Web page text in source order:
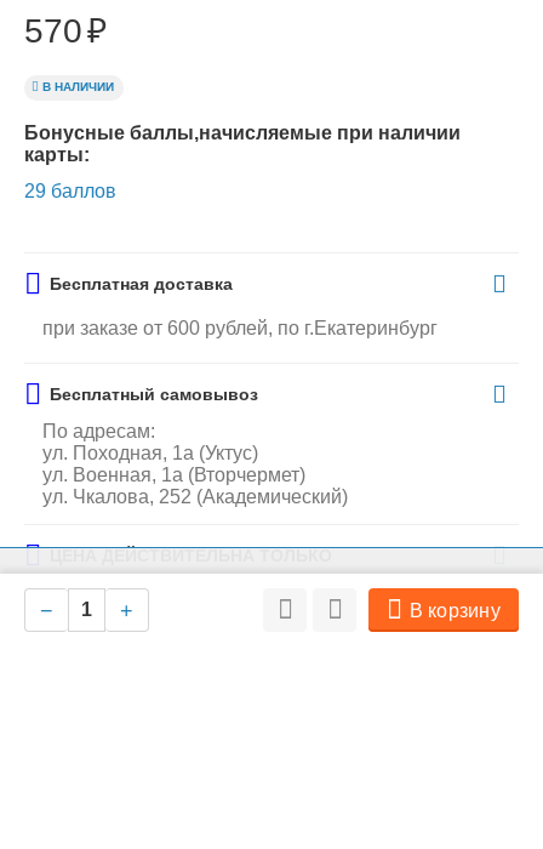
570₽
В НАЛИЧИИ
Бонусные баллы,начисляемые при наличии
карты:
29 баллов
+
− В корзину
Бесплатная доставка
при заказе от 600 рублей, по г.Екатеринбург
Бесплатный самовывоз
По адресам:
ул. Походная, 1а (Уктус)
ул. Военная, 1а (Вторчермет)
ул. Чкалова, 252 (Академический)
ЦЕНА ДЕЙСТВИТЕЛЬНА ТОЛЬКО
при заказе в интернет-магазине
технического характера. Совершая любые действия на сайте, вы
соглашаетесь с политикой обработки персональных данных
Ок